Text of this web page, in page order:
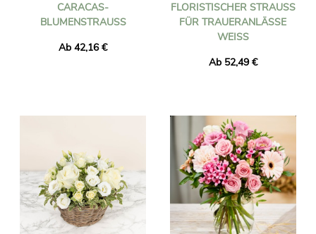
CARACAS-
BLUMENSTRAUSS
Ab 42,16 €
FLORISTISCHER STRAUSS F
ÜR TRAUERANLÄSSE W
EISS
Ab 52,49 €